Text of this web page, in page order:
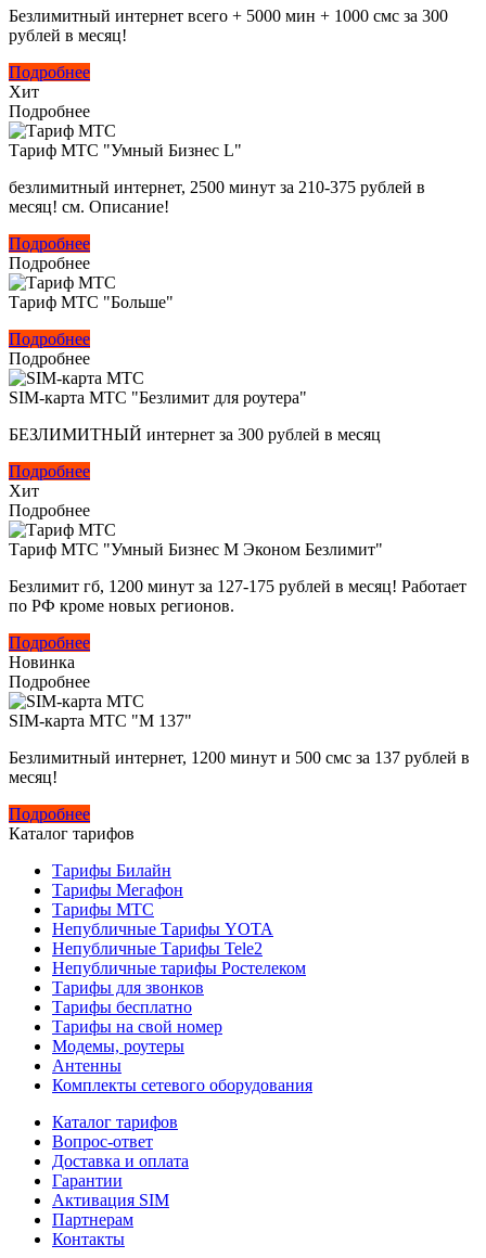
Безлимитный интернет всего + 5000 мин + 1000 смс за 300
рублей в месяц!
Подробнее
Хит
Подробнее
Тариф МТС "Умный Бизнес L"
безлимитный интернет, 2500 минут за 210-375 рублей в
месяц! см. Описание!
Подробнее
Подробнее
Тариф МТС "Больше"
Подробнее
Подробнее
SIM-карта МТС "Безлимит для роутера"
БЕЗЛИМИТНЫЙ интернет за 300 рублей в месяц
Подробнее
Хит
Подробнее
Тариф МТС "Умный Бизнес M Эконом Безлимит"
Безлимит гб, 1200 минут за 127-175 рублей в месяц! Работает
по РФ кроме новых регионов.
Подробнее
Новинка
Подробнее
SIM-карта МТС "M 137"
Безлимитный интернет, 1200 минут и 500 смс за 137 рублей в
месяц!
Подробнее
Каталог тарифов
Тарифы Билайн
Тарифы Мегафон
Тарифы МТС
Непубличные Тарифы YOTA
Непубличные Тарифы Tele2
Непубличные тарифы Ростелеком
Тарифы для звонков
Тарифы бесплатно
Тарифы на свой номер
Модемы, роутеры
Антенны
Комплекты сетевого оборудования
Каталог тарифов
Вопрос-ответ
Доставка и оплата
Гарантии
Активация SIM
Партнерам
Контакты